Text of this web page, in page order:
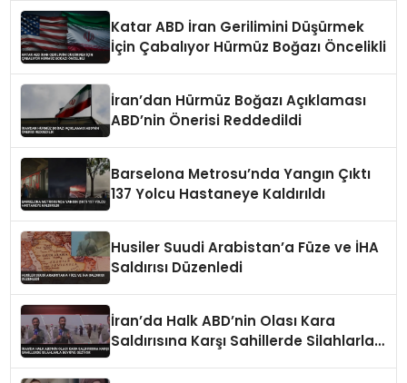
Katar ABD İran Gerilimini Düşürmek
İçin Çabalıyor Hürmüz Boğazı Öncelikli
İran’dan Hürmüz Boğazı Açıklaması
ABD’nin Önerisi Reddedildi
Barselona Metrosu’nda Yangın Çıktı
137 Yolcu Hastaneye Kaldırıldı
Husiler Suudi Arabistan’a Füze ve İHA
Saldırısı Düzenledi
İran’da Halk ABD’nin Olası Kara
Saldırısına Karşı Sahillerde Silahlarla